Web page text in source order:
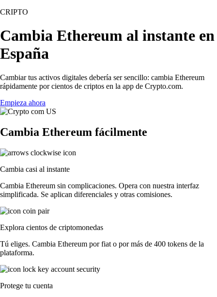
CRIPTO
Cambia Ethereum al instante en
España
Cambiar tus activos digitales debería ser sencillo: cambia Ethereum
rápidamente por cientos de criptos en la app de Crypto.com.
Empieza ahora
Cambia Ethereum fácilmente
Cambia casi al instante
Cambia Ethereum sin complicaciones. Opera con nuestra interfaz
simplificada. Se aplican diferenciales y otras comisiones.
Explora cientos de criptomonedas
Tú eliges. Cambia Ethereum por fiat o por más de 400 tokens de la
plataforma.
Protege tu cuenta